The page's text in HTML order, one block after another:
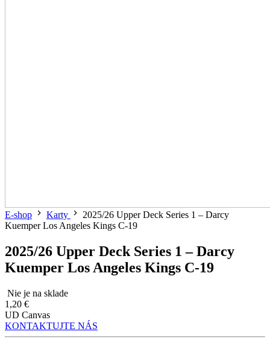
E-shop Karty
2025/26 Upper Deck Series 1 – Darcy
Kuemper Los Angeles Kings C-19
2025/26 Upper Deck Series 1 – Darcy
Kuemper Los Angeles Kings C-19
Nie je na sklade
1,20 €
UD Canvas
KONTAKTUJTE NÁS